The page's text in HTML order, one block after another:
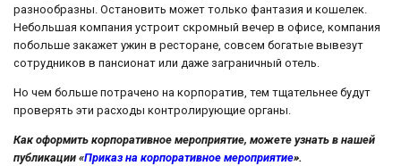
разнообразны. Остановить может только фантазия и кошелек.
Небольшая компания устроит скромный вечер в офисе, компания
побольше закажет ужин в ресторане, совсем богатые вывезут
сотрудников в пансионат или даже заграничный отель.
Но чем больше потрачено на корпоратив, тем тщательнее будут
проверять эти расходы контролирующие органы.
Как оформить корпоративное мероприятие, можете узнать в нашей
публикации «Приказ на корпоративное мероприятие».